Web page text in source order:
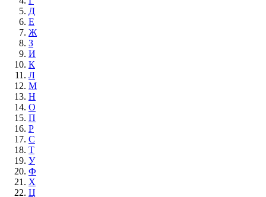
Д
Е
Ж
З
И
К
Л
М
Н
О
П
Р
С
Т
У
Ф
Х
Ц